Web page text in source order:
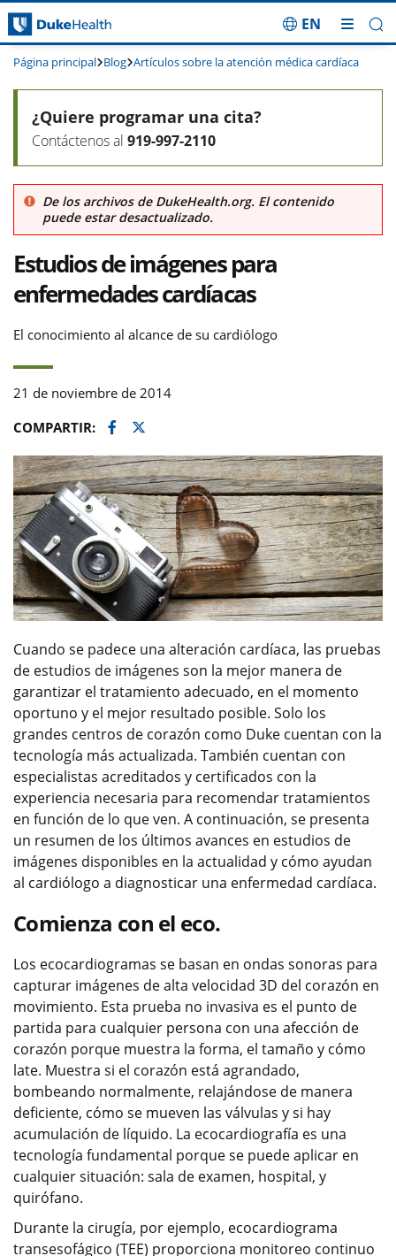
Saltar navegación
EN
Página principal Blog Artículos sobre la atención médica cardíaca
De los archivos de DukeHealth.org. El contenido
puede estar desactualizado.
Estudios de imágenes para
enfermedades cardíacas
El conocimiento al alcance de su cardiólogo
21 de noviembre de 2014
COMPARTIR:
Facebook
Twitter
¿Quiere programar una cita?
Contáctenos al 919-997-2110
Cuando se padece una alteración cardíaca, las pruebas
de estudios de imágenes son la mejor manera de
garantizar el tratamiento adecuado, en el momento
oportuno y el mejor resultado posible. Solo los
grandes centros de corazón como Duke cuentan con la
tecnología más actualizada. También cuentan con
especialistas acreditados y certificados con la
experiencia necesaria para recomendar tratamientos
en función de lo que ven. A continuación, se presenta
un resumen de los últimos avances en estudios de
imágenes disponibles en la actualidad y cómo ayudan
al cardiólogo a diagnosticar una enfermedad cardíaca.
Comienza con el eco.
Los ecocardiogramas se basan en ondas sonoras para
capturar imágenes de alta velocidad 3D del corazón en
movimiento. Esta prueba no invasiva es el punto de
partida para cualquier persona con una afección de
corazón porque muestra la forma, el tamaño y cómo
late. Muestra si el corazón está agrandado,
bombeando normalmente, relajándose de manera
deficiente, cómo se mueven las válvulas y si hay
acumulación de líquido. La ecocardiografía es una
tecnología fundamental porque se puede aplicar en
cualquier situación: sala de examen, hospital, y
quirófano.
Durante la cirugía, por ejemplo, ecocardiograma
transesofágico (TEE) proporciona monitoreo continuo